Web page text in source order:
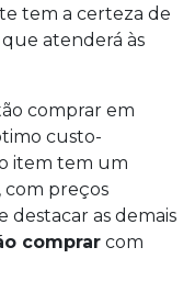
tem a certeza de
atenderá às
comprar em
custo-
item tem um
com preços
destacar as demais
comprar com